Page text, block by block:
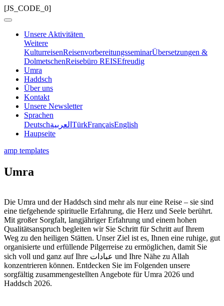
[JS_CODE_0]
Unsere Aktivitäten
Weitere
KulturreisenReisenvorbereitungsseminarÜbersetzungen &
DolmetschenReisebüro REISEfreudig
Umra
Haddsch
Über uns
Kontakt
Unsere Newsletter
Sprachen
Deutschالعربية TürkFrançaisEnglish
Haupseite
amp templates
Umra
Die Umra und der Haddsch sind mehr als nur eine Reise – sie sind
eine tiefgehende spirituelle Erfahrung, die Herz und Seele berührt.
Mit großer Sorgfalt, langjähriger Erfahrung und einem hohen
Qualitätsanspruch begleiten wir Sie Schritt für Schritt auf Ihrem
Weg zu den heiligen Stätten. Unser Ziel ist es, Ihnen eine ruhige, gut
organisierte und erfüllende Pilgerreise zu ermöglichen, damit Sie
sich voll und ganz auf Ihre عبادات und Ihre Nähe zu Allah
konzentrieren können. Entdecken Sie im Folgenden unsere
sorgfältig zusammengestellten Angebote für Umra 2026 und
Haddsch 2026.